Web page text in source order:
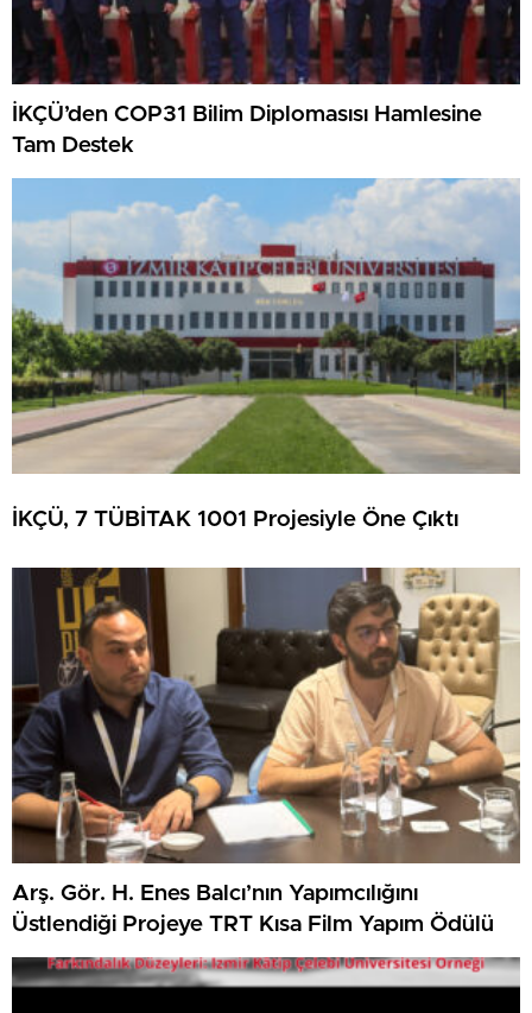
İKÇÜ’den COP31 Bilim Diplomasısı Hamlesine
Tam Destek
İKÇÜ, 7 TÜBİTAK 1001 Projesiyle Öne Çıktı
Arş. Gör. H. Enes Balcı’nın Yapımcılığını
Üstlendiği Projeye TRT Kısa Film Yapım Ödülü